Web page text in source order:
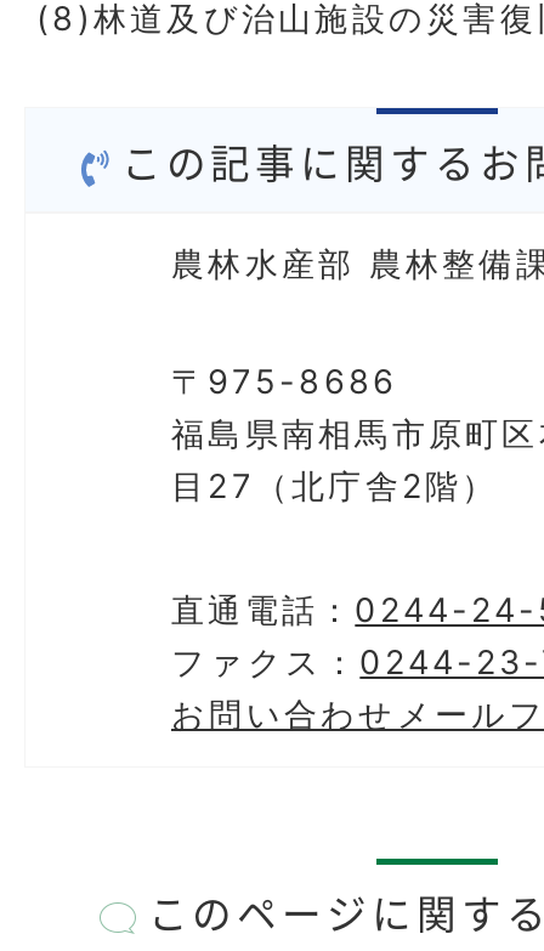
(8)林道及び治山施設の災害
この記事に関するお
農林水産部 農林整備
〒975-8686
福島県南相馬市原町
目27（北庁舎2階）
直通電話： 0244-
ファクス： 0244-
お問い合わせメール
このページに関す